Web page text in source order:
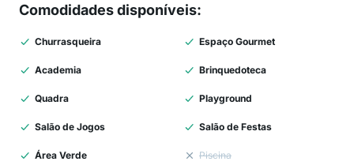
Comodidades disponíveis:
Churrasqueira Espaço Gourmet
Academia Brinquedoteca
Quadra Playground
Salão de Jogos Salão de Festas
Área Verde Piscina